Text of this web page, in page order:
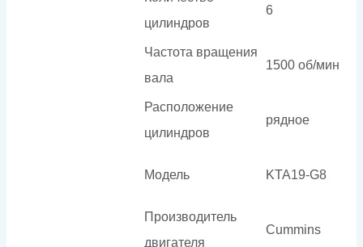
цилиндров
6
Частота вращения
вала
1500 об/мин
Расположение
цилиндров
рядное
Модель KTA19-G8
Производитель
двигателя
Cummins